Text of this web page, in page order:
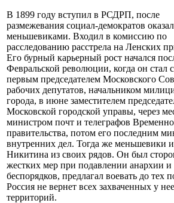
В 1899 году вступил в РСДРП, после
размежевания социал-демократов
меньшевиками. Входил в комиссию по
расследованию расстрела на Ленских
Его бурный карьерный рост начался
Февральской революции, когда он стал
первым председателем Московского
рабочих депутатов, начальником
города, в июне заместителем
Московской городской управы, через
министром почт и телеграфов
правительства, потом его последним
внутренних дел. Тогда же меньшевики
Никитина из своих рядов. Он был
жестких мер при подавлении анархии и
беспорядков, предлагал воевать до тех
Россия не вернет всех захваченных у нее
территорий.